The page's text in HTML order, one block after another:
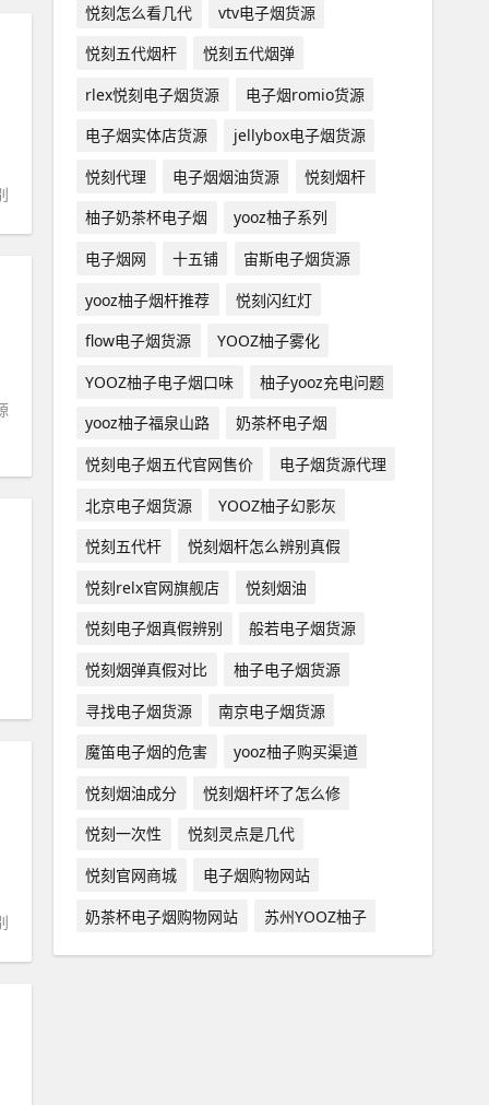
悦刻怎么看几代
vtv电子烟货源
悦刻五代烟杆
悦刻五代烟弹
rlex悦刻电子烟货源
电子烟romio货源
电子烟实体店货源
jellybox电子烟货源
悦刻代理
电子烟烟油货源
悦刻烟杆
柚子奶茶杯电子烟
yooz柚子系列
电子烟网
十五铺
宙斯电子烟货源
yooz柚子烟杆推荐
悦刻闪红灯
flow电子烟货源
YOOZ柚子雾化
YOOZ柚子电子烟口味
柚子yooz充电问题
yooz柚子福泉山路
奶茶杯电子烟
悦刻电子烟五代官网售价
电子烟货源代理
北京电子烟货源
YOOZ柚子幻影灰
悦刻五代杆
悦刻烟杆怎么辨别真假
悦刻relx官网旗舰店
悦刻烟油
悦刻电子烟真假辨别
般若电子烟货源
悦刻烟弹真假对比
柚子电子烟货源
寻找电子烟货源
南京电子烟货源
魔笛电子烟的危害
yooz柚子购买渠道
悦刻烟油成分
悦刻烟杆坏了怎么修
悦刻一次性
悦刻灵点是几代
悦刻官网商城
电子烟购物网站
奶茶杯电子烟购物网站
苏州YOOZ柚子